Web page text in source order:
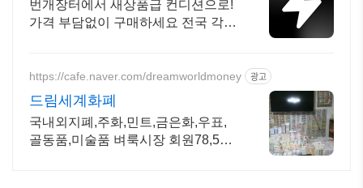
번개장터에서 새상품급 컨디션으로!
가격 부담없이 구매하세요 전국 각지
https://cafe.naver.com/dreamworldmoney 광고
드림세계화폐
국내외지폐,주화,민트,금은화,우표,
골동품,미술품 벼룩시장 회원78,500